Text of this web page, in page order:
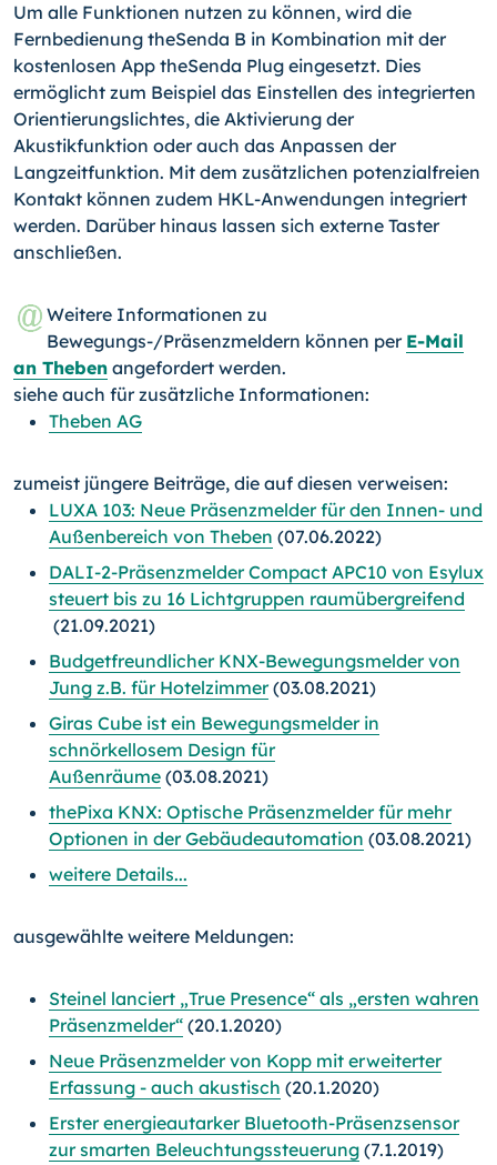
Um alle Funktionen nutzen zu können, wird die
Fernbedienung theSenda B in Kombination mit der
kostenlosen App theSenda Plug eingesetzt. Dies
ermöglicht zum Beispiel das Einstellen des integrierten
Orientierungslichtes, die Aktivierung der
Akustikfunktion oder auch das Anpassen der
Langzeitfunktion. Mit dem zusätzlichen potenzialfreien
Kontakt können zudem HKL-Anwendungen integriert
werden. Darüber hinaus lassen sich externe Taster
anschließen.
Weitere Informationen zu
Bewegungs-/Präsenzmeldern können per E-Mail
an Theben angefordert werden.
siehe auch für zusätzliche Informationen:
Theben AG
zumeist jüngere Beiträge, die auf diesen verweisen:
LUXA 103: Neue Präsenzmelder für den Innen- und
Außenbereich von Theben (07.06.2022)
DALI-2-Präsenzmelder Compact APC10 von Esylux
steuert bis zu 16 Lichtgruppen raumübergreifend
(21.09.2021)
Budgetfreundlicher KNX-Bewegungsmelder von
Jung z.B. für Hotelzimmer(03.08.2021)
Giras Cube ist ein Bewegungsmelder in
schnörkellosem Design für
Außenräume (03.08.2021)
thePixa KNX: Optische Präsenzmelder für mehr
Optionen in der Gebäudeautomation (03.08.2021)
weitere Details...
ausgewählte weitere Meldungen:
Steinel lanciert „True Presence“ als „ersten wahren
Präsenzmelder“ (20.1.2020)
Neue Präsenzmelder von Kopp mit erweiterter
Erfassung - auch akustisch (20.1.2020)
Erster energieautarker Bluetooth-Präsenzsensor
zur smarten Beleuchtungssteuerung (7.1.2019)